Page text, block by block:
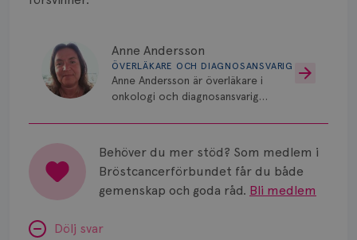
Anne Andersson
ÖVERLÄKARE OCH DIAGNOSANSVARIG
Anne Andersson är överläkare i
onkologi och diagnosansvarig
Universitetssjukhus i Umeå.
Behöver du mer stöd? Som medlem i
Bröstcancerförbundet får du både
gemenskap och goda råd. Bli medlem
Dölj svar